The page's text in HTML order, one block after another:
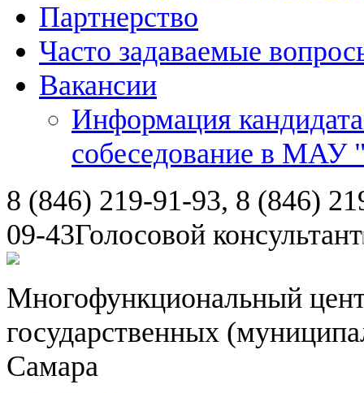
Партнерство
Часто задаваемые
Вакансии
Информация
собеседование в
8 (846) 219-91-93, 8 (846)
09-43Голосовой консультант
Многофункциональный
государственных
Самара